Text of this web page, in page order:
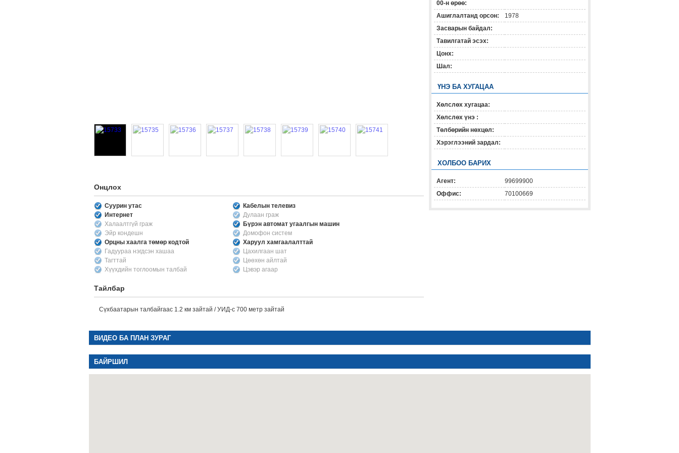
Онцлох
Суурин утас
Кабелын телевиз
Интернет
Дулаан граж
Халаалтгүй граж
Бүрэн автомат угаалгын машин
Эйр кондешн
Домофон систем
Орцны хаалга төмөр кодтой
Харуул хамгаалалттай
Гадуураа нэгдсэн хашаа
Цахилгаан шат
Тагттай
Цөөхөн айлтай
Хүүхдийн тоглоомын талбай
Цэвэр агаар
Тайлбар
Сүхбаатарын талбайгаас 1.2 км зайтай / УИД-с 700 метр зайтай
00-н өрөө:
Ашиглалтанд орсон:
1978
Засварын байдал:
Тавилгатай эсэх:
Цонх:
Шал:
ҮНЭ БА ХУГАЦАА
Хөлслөх хугацаа:
Хөлслөх үнэ :
Төлбөрийн нөхцөл:
Хэрэглээний зардал:
ХОЛБОО БАРИХ
Агент:
99699900
Оффис:
70100669
ВИДЕО БА ПЛАН ЗУРАГ
БАЙРШИЛ